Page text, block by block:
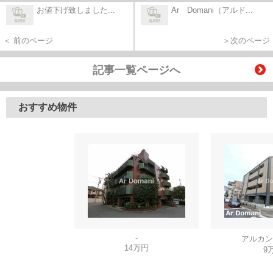
お値下げ致しました...
＜ 前のページ
Ar Domani（アルド...
＞次のページ
記事一覧ページへ
おすすめ物件
-
14万円
アルカ
9